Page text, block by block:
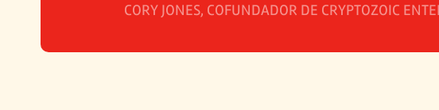
CORY JONES, COFUNDADOR DE CRYPTOZOIC